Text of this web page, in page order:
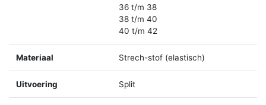
36 t/m 38
38 t/m 40
40 t/m 42
Materiaal Strech-stof (elastisch)
Uitvoering Split